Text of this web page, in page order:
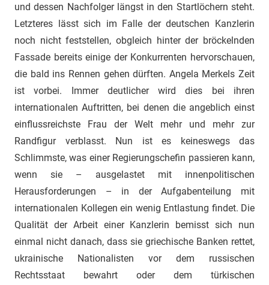
und dessen Nachfolger längst in den Startlöchern steht.
Letzteres lässt sich im Falle der deutschen Kanzlerin
noch nicht feststellen, obgleich hinter der bröckelnden
Fassade bereits einige der Konkurrenten hervorschauen,
die bald ins Rennen gehen dürften. Angela Merkels Zeit
ist vorbei. Immer deutlicher wird dies bei ihren
internationalen Auftritten, bei denen die angeblich einst
einflussreichste Frau der Welt mehr und mehr zur
Randfigur verblasst. Nun ist es keineswegs das
Schlimmste, was einer Regierungschefin passieren kann,
wenn sie – ausgelastet mit innenpolitischen
Herausforderungen – in der Aufgabenteilung mit
internationalen Kollegen ein wenig Entlastung findet. Die
Qualität der Arbeit einer Kanzlerin bemisst sich nun
einmal nicht danach, dass sie griechische Banken rettet,
ukrainische Nationalisten vor dem russischen
Rechtsstaat bewahrt oder dem türkischen